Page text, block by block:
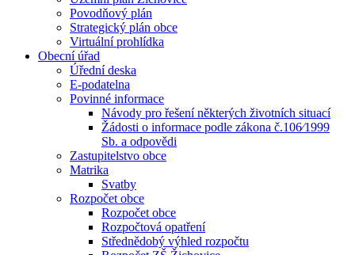
Povodňový plán
Strategický plán obce
Virtuální prohlídka
Obecní úřad
Úřední deska
E-podatelna
Povinné informace
Návody pro řešení některých životních situací
Žádosti o informace podle zákona č.106⁄1999
Sb. a odpovědi
Zastupitelstvo obce
Matrika
Svatby
Rozpočet obce
Rozpočet obce
Rozpočtová opatření
Střednědobý výhled rozpočtu